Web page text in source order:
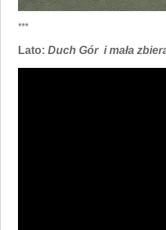
***
Lato: Duch Gór i mała